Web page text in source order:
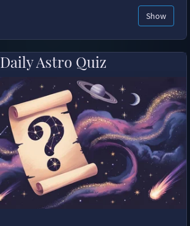
Show
Daily Astro Quiz